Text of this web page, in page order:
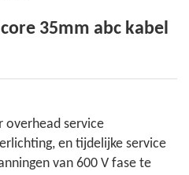
35mm abc kabel
overhead service
en tijdelijke service
van 600 V fase te